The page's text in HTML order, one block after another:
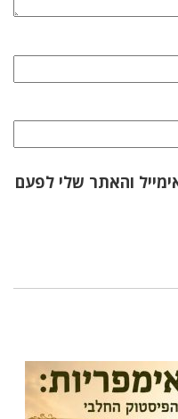
והאתר שלי לפעם